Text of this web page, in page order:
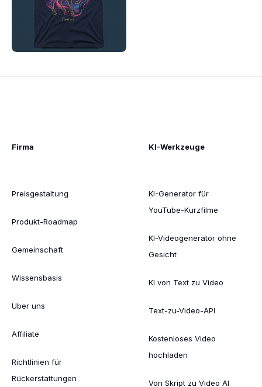
Firma
Preisgestaltung
Produkt-Roadmap
Gemeinschaft
Wissensbasis
Über uns
Affiliate
Richtlinien für
Rückerstattungen
KI-Werkzeuge
KI-Generator für
YouTube-Kurzfilme
KI-Videogenerator ohne
Gesicht
KI von Text zu Video
Text-zu-Video-API
Kostenloses Video
hochladen
Von Skript zu Video AI